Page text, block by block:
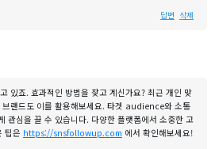
답변 삭제
있죠. 효과적인 방법을 찾고 계신가요? 최근 개인 맞
브랜드도 이를 활용해보세요. 타겟 audience와 소통
관심을 끌 수 있습니다. 다양한 플랫폼에서 소중한 고
팁은 https://snsfollowup.com 에서 확인해보세요!